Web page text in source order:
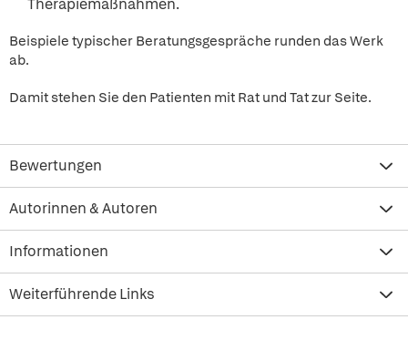
Therapiemaßnahmen.
Beispiele typischer Beratungsgespräche runden das Werk
ab.
Damit stehen Sie den Patienten mit Rat und Tat zur Seite.
Bewertungen
Autorinnen & Autoren
Informationen
Weiterführende Links